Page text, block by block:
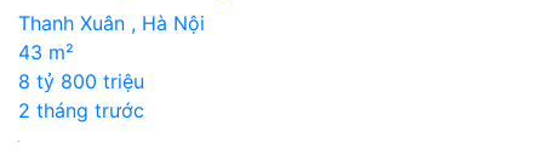
Thanh Xuân , Hà Nội
43 m²
8 tỷ 800 triệu
2 tháng trước